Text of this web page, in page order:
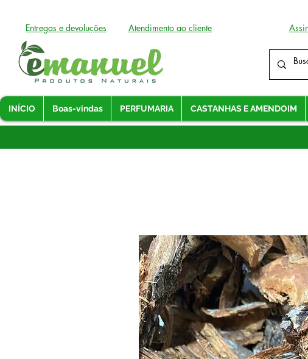
Atendimento ao cliente
Entregas e devoluções
INÍCIO Boas-vindas PERFUMARIA CASTANHAS E AMENDOIM